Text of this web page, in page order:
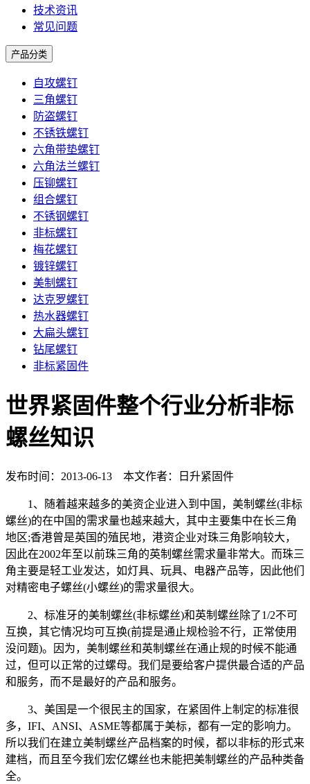
技术资讯
常见问题
产品分类
自攻螺钉
三角螺钉
防盗螺钉
不锈铁螺钉
六角带垫螺钉
六角法兰螺钉
压铆螺钉
组合螺钉
不锈钢螺钉
非标螺钉
梅花螺钉
镀锌螺钉
美制螺钉
达克罗螺钉
热水器螺钉
大扁头螺钉
钻尾螺钉
非标紧固件
世界紧固件整个行业分析非标
螺丝知识
发布时间：2013-06-13 本文作者：日升紧固件
1、随着越来越多的美资企业进入到中国，美制螺丝(非标
螺丝)的在中国的需求量也越来越大，其中主要集中在长三角
地区;香港曾是英国的殖民地，港资企业对珠三角影响较大，
因此在2002年至以前珠三角的英制螺丝需求量非常大。而珠三
角主要是轻工业发达，如灯具、玩具、电器产品等，因此他们
对精密电子螺丝(小螺丝)的需求量很大。
2、标准牙的美制螺丝(非标螺丝)和英制螺丝除了1/2不可
互换，其它情况均可互换(前提是通止规检验不行，正常使用
没问题)。因为，美制螺丝和英制螺丝在通止规的时候不能通
过，但可以正常的过螺母。我们是要给客户提供最合适的产品
和服务，而不是最好的产品和服务。
3、美国是一个很民主的国家，在紧固件上制定的标准很
多，IFI、ANSI、ASME等都属于美标，都有一定的影响力。
所以我们在建立美制螺丝产品档案的时候，都以非标的形式来
建档，而且至今我们宏亿螺丝也未能把美制螺丝的产品种类备
全。